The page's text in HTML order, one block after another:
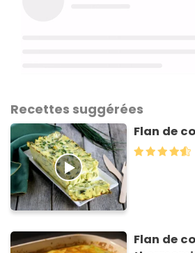
Recettes suggérées
Flan de
Flan de